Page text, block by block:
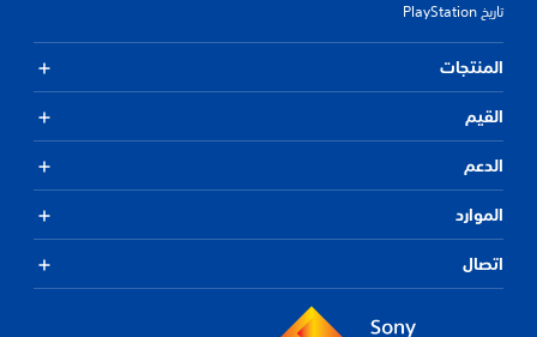
تاريخ PlayStation
المنتجات
القيم
الدعم
الموارد
اتصال